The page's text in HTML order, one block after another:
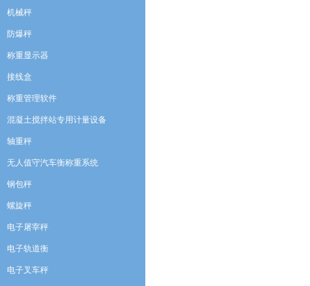
机械秤
防爆秤
称重显示器
接线盒
称重管理软件
混凝土搅拌站专用计量设备
轴重秤
无人值守汽车衡称重系统
钢包秤
螺旋秤
电子屠宰秤
电子轨道衡
电子叉车秤